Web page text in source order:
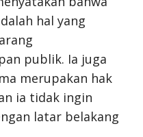
hal yang
publik. Ia juga
merupakan hak
ia tidak ingin
latar belakang